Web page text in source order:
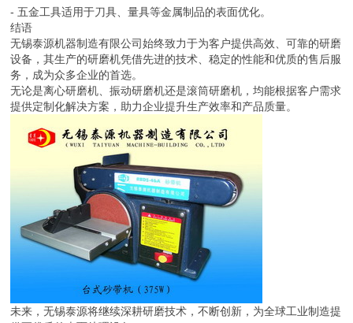
- 五金工具适用于刀具、量具等金属制品的表面优化。
结语
无锡泰源机器制造有限公司始终致力于为客户提供高效、可靠的研磨
设备，其生产的研磨机凭借先进的技术、稳定的性能和优质的售后服
务，成为众多企业的首选。
无论是离心研磨机、振动研磨机还是滚筒研磨机，均能根据客户需求
提供定制化解决方案，助力企业提升生产效率和产品质量。
未来，无锡泰源将继续深耕研磨技术，不断创新，为全球工业制造提